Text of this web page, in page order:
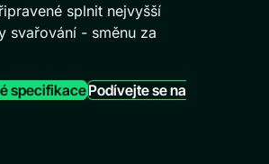
splnit nejvyšší
svařování - směnu za
specifikacePodívejte se na